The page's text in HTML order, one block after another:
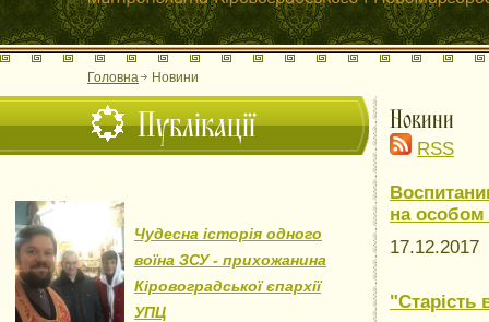
Головна Новини
Публікації
Чудесна історія одного
воїна ЗСУ - прихожанина
Кіровоградської єпархії
УПЦ
Новини
RSS
на особом
17.12.2017
"Старість